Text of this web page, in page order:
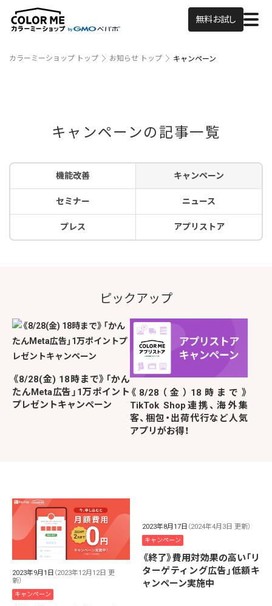
無料お試し
カラーミーショップ トップ お知らせ トップ キャンペーン
キャンペーンの記事一覧
機能改善 キャンペーン
セミナー ニュース
プレス アプリストア
ピックアップ
《8/28(金) 18時まで》「かん
たんMeta広告」1万ポイント
プレゼントキャンペーン
《8/28（金）18時まで》
TikTok Shop連携、海外集
客、梱包・出荷代行など人気
アプリがお得！
2023年9月1日 （2023年12月12日 更
新）
キャンペーン
2023年8月17日 （2024年4月3日 更新）
キャンペーン
《終了》費用対効果の高い「リ
ターゲティング広告」低額キ
ャンペーン実施中